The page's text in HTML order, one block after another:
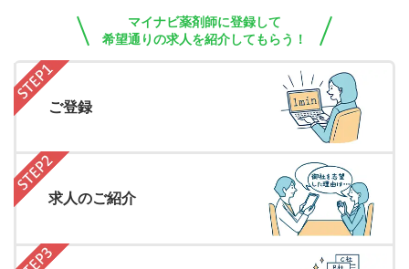
マイナビ薬剤師に登録して
希望通りの求人を紹介してもらう！
ご登録
求人のご紹介